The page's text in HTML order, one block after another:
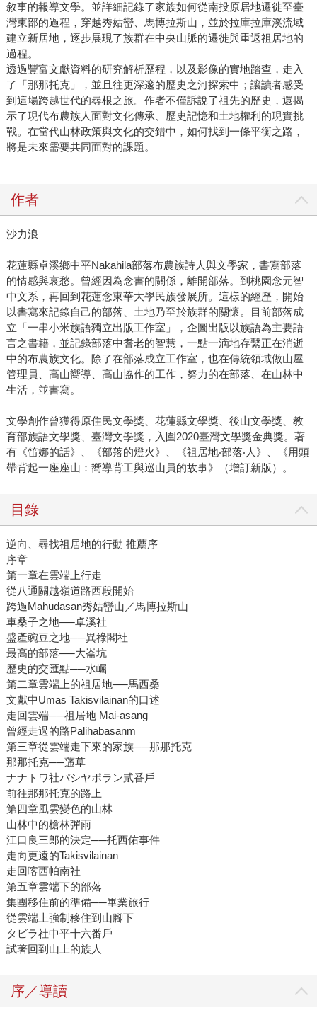
敘事的報導文學。並詳細記錄了家族如何從南投原居地遷徙至臺
灣東部的過程，穿越秀姑巒、馬博拉斯山，並於拉庫拉庫溪流域
建立新居地，逐步展現了族群在中央山脈的遷徙與重返祖居地的
過程。
透過豐富文獻資料的研究解析歷程，以及影像的實地踏查，走入
了「那那托克」，並且往更深邃的歷史之河探索中；讓讀者感受
到這場跨越世代的尋根之旅。作者不僅訴說了祖先的歷史，還揭
示了現代布農族人面對文化傳承、歷史記憶和土地權利的現實挑
戰。在當代山林政策與文化的交錯中，如何找到一條平衡之路，
將是未來需要共同面對的課題。
作者
沙力浪
花蓮縣卓溪鄉中平Nakahila部落布農族詩人與文學家，書寫部落
的情感與哀愁。曾經因為念書的關係，離開部落。到桃園念元智
中文系，再回到花蓮念東華大學民族發展所。這樣的經歷，開始
以書寫來記錄自己的部落、土地乃至於族群的關懷。目前部落成
立「一串小米族語獨立出版工作室」，企圖出版以族語為主要語
言之書籍，並記錄部落中耆老的智慧，一點一滴地存繫正在消逝
中的布農族文化。除了在部落成立工作室，也在傳統領域做山屋
管理員、高山嚮導、高山協作的工作，努力的在部落、在山林中
生活，並書寫。
文學創作曾獲得原住民文學獎、花蓮縣文學獎、後山文學獎、教
育部族語文學獎、臺灣文學獎，入圍2020臺灣文學獎金典獎。著
有《笛娜的話》、《部落的燈火》、《祖居地‧部落‧人》、《用頭
帶背起一座座山：嚮導背工與巡山員的故事》（增訂新版）。
目錄
逆向、尋找祖居地的行動 推薦序
序章
第一章在雲端上行走
從八通關越嶺道路西段開始
跨過Mahudasan秀姑巒山／馬博拉斯山
車桑子之地──卓溪社
盛產豌豆之地──異祿閣社
最高的部落──大崙坑
歷史的交匯點──水崛
第二章雲端上的祖居地──馬西桑
文獻中Umas Takisvilainan的口述
走回雲端──祖居地 Mai-asang
曾經走過的路Palihabasanm
第三章從雲端走下來的家族──那那托克
那那托克──蓪草
ナナトワ社パシヤポラン貳番戶
前往那那托克的路上
第四章風雲變色的山林
山林中的槍林彈雨
江口良三郎的決定──托西佑事件
走向更遠的Takisvilainan
走回喀西帕南社
第五章雲端下的部落
集團移住前的準備──畢業旅行
從雲端上強制移住到山腳下
タビラ社中平十六番戶
試著回到山上的族人
序／導讀